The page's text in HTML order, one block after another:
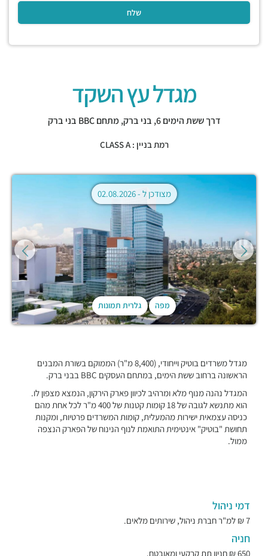
מגדל עץ השקד
דרך ששת הימים 6, בני ברק,מתחם BBC בני ברק
רמת בניין : CLASS A
מפה גלרית תמונות
מצודכן ל -02.08.2026
מגדל משרדים בוטיק וייחודי, (8,400 מ"ר) הממוקם בשורת המבנים
הראשונה ברחוב ששת הימים, במתחם העסקים BBC בבני ברק.
המגדל נהנה מנוף מלא ומרהיב לכיוון פארק הירקון, הנמצא מצפון לו.
הוא מתנשא לגובה של 18 קומות קטנות של 400 מ"ר לכל אחת מהם
כניסה עצמאית ישירות מהמעלית, קומות המשרדים פרטיות, ומקנות
תחושת "בוטיק" אינטימית התואמת לנוף הנינוח של הפארק הנצפה
ממול.
דמי ניהול
7 ₪ למ"ר חברת ניהול, שירותים מלאים.
חניה
650 ₪ חניון תת קרקעי ומאובטח.